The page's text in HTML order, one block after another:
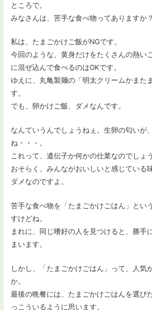
ところで。
みなさんは、苦手な食べ物ってありますか？
私は、たまごかけご飯がNGです。
今回のような、黄身だけをたくさんの熱い
に混ぜ込んで食べるのはOKです。
ゆえに、丸亀製麺の「明太クリームかまた
す。
でも、卵かけご飯、ダメなんです。
なんていうんでしょうねぇ。生卵の匂いが
ね・・・。
これって、遺伝子か何かの仕業なのでしょ
おそらく、みんながおいしいと感じている
ダメなのですよ。
苦手な食べ物を「たまごかけごはん」とい
すけどね。
まれに、同じ嗜好の人を見つけると、勝手
まいます。
しかし、「たまごかけごはん」って、人気
か。
最後の晩餐には、たまごかけごはんを選び
っこういるように思います。